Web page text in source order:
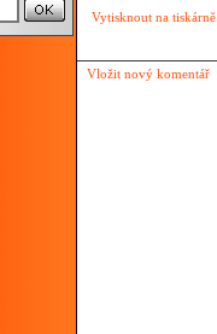
Vytisknout na tiskárně
Vložit nový komentář